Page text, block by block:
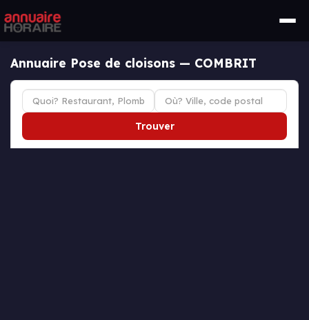
Annuaire Pose de cloisons — COMBRIT
Trouver